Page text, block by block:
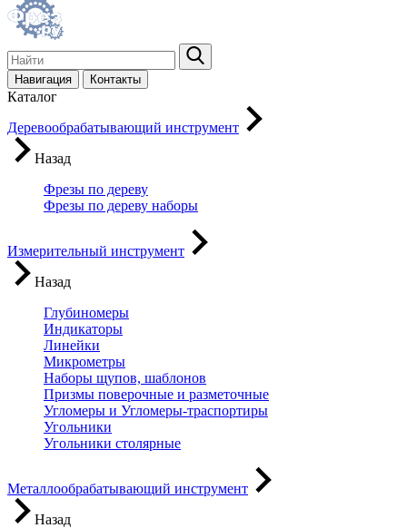
Навигация Контакты
Каталог
Деревообрабатывающий инструмент
Назад
Фрезы по дереву
Фрезы по дереву наборы
Измерительный инструмент
Назад
Глубиномеры
Индикаторы
Линейки
Микрометры
Наборы щупов, шаблонов
Призмы поверочные и разметочные
Угломеры и Угломеры-траспортиры
Угольники
Угольники столярные
Металлообрабатывающий инструмент
Назад